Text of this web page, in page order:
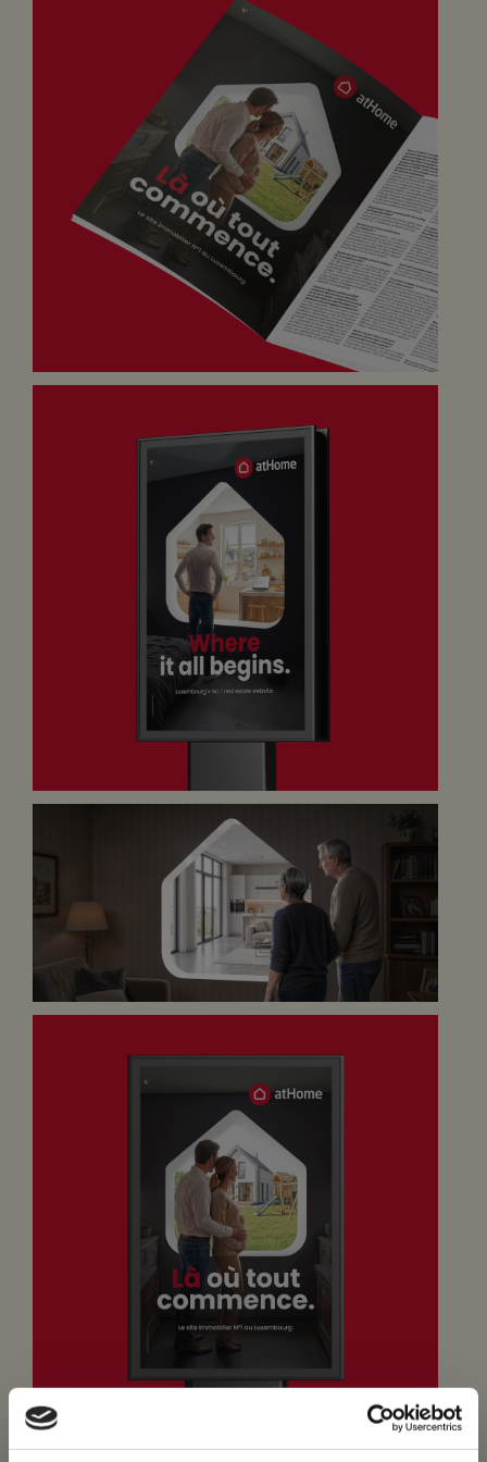
étape de vie, une décision importante ou un nouveau
départ. Cette approche replace naturellement l’humain au
centre de la communication et donne naissance au
nouveau claim “Là où tout commence.”
Direction artistique
Le territoire visuel repose sur l’utilisation de la forme de
maison issue du logo atHome, transformée en ouverture
vers différentes scènes de vie et projections futures. Ce
système graphique permet de construire une expression
plus émotionnelle, plus contemporaine et
immédiatement reconnaissable sur l’ensemble des
supports de communication tout en renforçant la
cohérence globale de la marque.
Impact
atHome de faire évoluer son positionnement vers une
marque capable de générer davantage de projection,
d’attachement et de préférence dans un marché où la
visibilité seule ne suffit plus.